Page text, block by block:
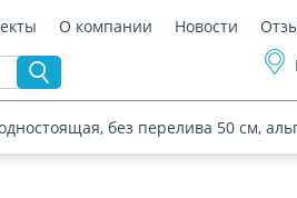
О компании Новости
без перелива 50 см,